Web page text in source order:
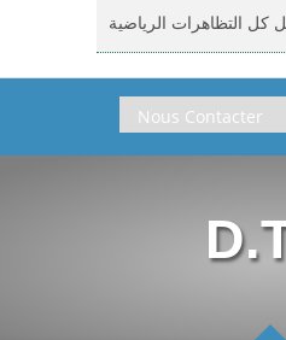
كل التظاهرات الرياضية
Domiciliation des
Arbitrage aux
تسجيلات لتكوين المدربين